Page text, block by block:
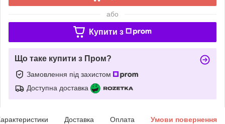
або
Купити з
Що таке купити з Пром?
Замовлення під захистом
Доступна доставка
Доставка Оплата Умови повернення